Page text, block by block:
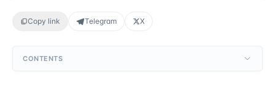
Copy link Telegram X
CONTENTS